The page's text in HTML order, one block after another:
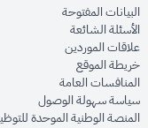
البيانات المفتوحةwindow
الأسئلة الشائعةnew window
علاقات الموردينwindow
خريطة الموقعnew window
المنافسات العامةwindow
سياسة سهولة الوصول
المنصة الوطنية الموحدة